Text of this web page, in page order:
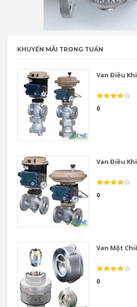
KHUYẾN MÃI TRONG TUẦN
Van Điều
0
Van Điều
0
Van Một
0